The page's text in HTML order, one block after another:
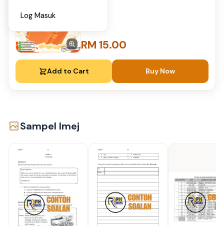
Log Masuk
RM 15.00
Add to Cart Buy Now
Sampel Imej